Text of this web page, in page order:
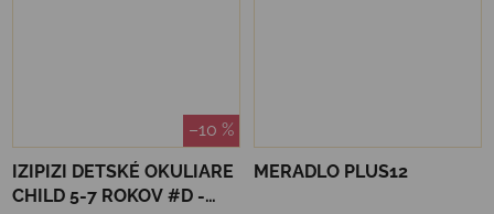
–10 %
IZIPIZI DETSKÉ OKULIARE
CHILD 5-7 ROKOV #D -
MERADLO PLUS12